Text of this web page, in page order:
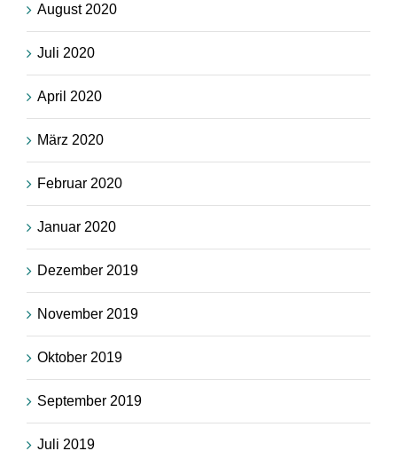
August 2020
Juli 2020
April 2020
März 2020
Februar 2020
Januar 2020
Dezember 2019
November 2019
Oktober 2019
September 2019
Juli 2019